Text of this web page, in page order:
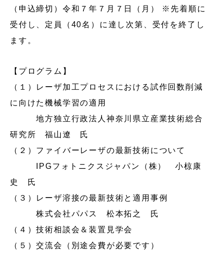
（申込締切）令和７年７月７日（月） ※先着順に
受付し、定員（40名）に達し次第、受付を終了し
ます。
【プログラム】
（１）レーザ加工プロセスにおける試作回数削減
に向けた機械学習の適用
地方独立行政法人神奈川県立産業技術総合
研究所 福山遼 氏
（２）ファイバーレーザの最新技術について
IPGフォトニクスジャパン（株） 小椋康
史 氏
（３）レーザ溶接の最新技術と適用事例
株式会社パパス 松本拓之 氏
（４）技術相談会＆装置見学会
（５）交流会（別途会費が必要です）